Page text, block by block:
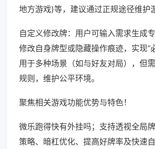
地方游戏)等，建议通过正规途径维护
自定义修改牌：用户可输入需求生成专
修改自身牌型或隐藏操作痕迹，实现“
用于多种场景（如与好友对局），但
规则，维护公平环境。
聚焦相关游戏功能优势与特色！
微乐跑得快有外挂吗；支持透视全局
策略、暗杠优化、提高好牌率及快速